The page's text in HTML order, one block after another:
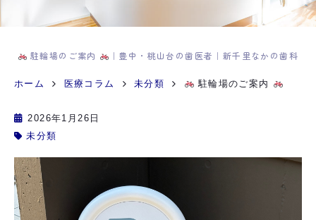
駐輪場のご案内 ｜豊中・桃山台の歯医者｜新千里なかの歯科
ホーム 医療コラム 未分類 駐輪場のご案内
2026年1月26日
未分類